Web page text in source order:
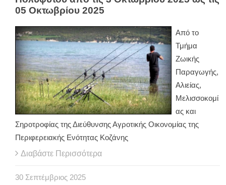
05 Οκτωβρίου 2025
Από το
Τμήμα
Ζωικής
Παραγωγής,
Αλιείας,
Μελισσοκομί
ας και
Σηροτροφίας της Διεύθυνσης Αγροτικής Οικονομίας της
Περιφερειακής Ενότητας Κοζάνης
Διαβάστε Περισσότερα
30 Σεπτέμβριος 2025